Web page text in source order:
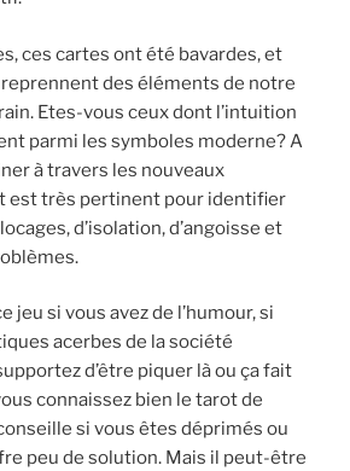
ces cartes ont été bavardes, et
reprennent des éléments de notre
Etes-vous ceux dont l’intuition
parmi les symboles moderne? A
à travers les nouveaux
est très pertinent pour identifier
d’isolation, d’angoisse et
jeu si vous avez de l’humour, si
acerbes de la société
d’être piquer là ou ça fait
connaissez bien le tarot de
si vous êtes déprimés ou
peu de solution. Mais il peut-être